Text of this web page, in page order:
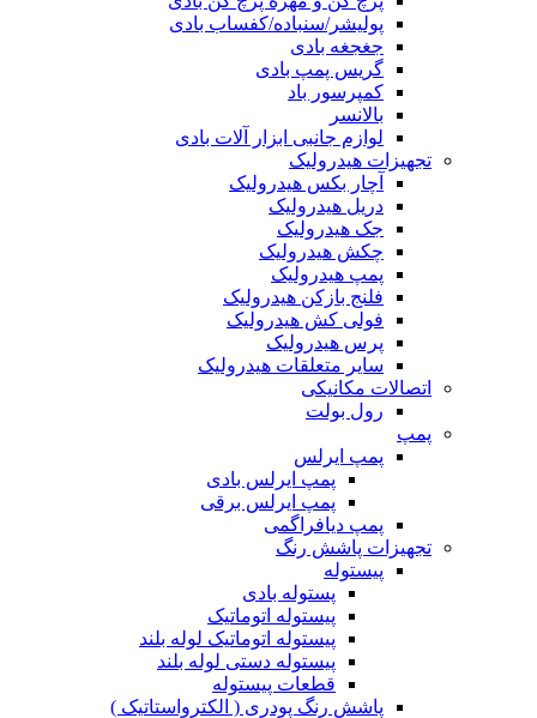
پولیشر/سنباده/کفساب بادی
جغجغه بادی
گریس پمپ بادی
کمپرسور باد
بالانسر
لوازم جانبی ابزار آلات بادی
تجهیزات هیدرولیک
آچار بکس هیدرولیک
دریل هیدرولیک
جک هیدرولیک
چکش هیدرولیک
پمپ هیدرولیک
فلنج بازکن هیدرولیک
فولی کش هیدرولیک
پرس هیدرولیک
سایر متعلقات هیدرولیک
اتصالات مکانیکی
رول بولت
پمپ
پمپ ایرلس
پمپ ایرلس بادی
پمپ ایرلس برقی
پمپ دیافراگمی
تجهیزات پاشش رنگ
پیستوله
پستوله بادی
پیستوله اتوماتیک
پیستوله اتوماتیک لوله بلند
پیستوله دستی لوله بلند
قطعات پیستوله
پاشش رنگ پودری ( الکترواستاتیک )